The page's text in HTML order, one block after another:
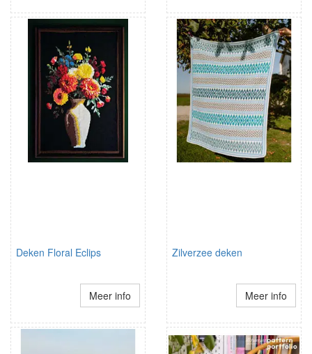
Deken Floral Eclips
Meer info
Zilverzee deken
Meer info